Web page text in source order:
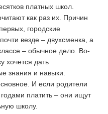
платных школ.
как раз их. Причин
городские
везде – двухсменка, а
– обычное дело. Во-
хочется дать
знания и навыки.
И если родители
годами платить – они ищут
школу.